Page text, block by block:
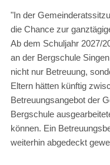
"In der
die Chance zur
Ab dem Schuljahr 2027/
an der Bergschule
nicht nur Betreuung,
Eltern hätten künftig
Betreuungsangebot der
Bergschule
können. Ein
weiterhin abgedeckt